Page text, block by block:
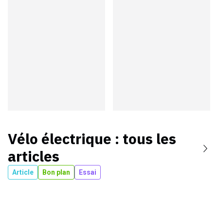
Vélo électrique : tous les
articles
Article Bon plan Essai